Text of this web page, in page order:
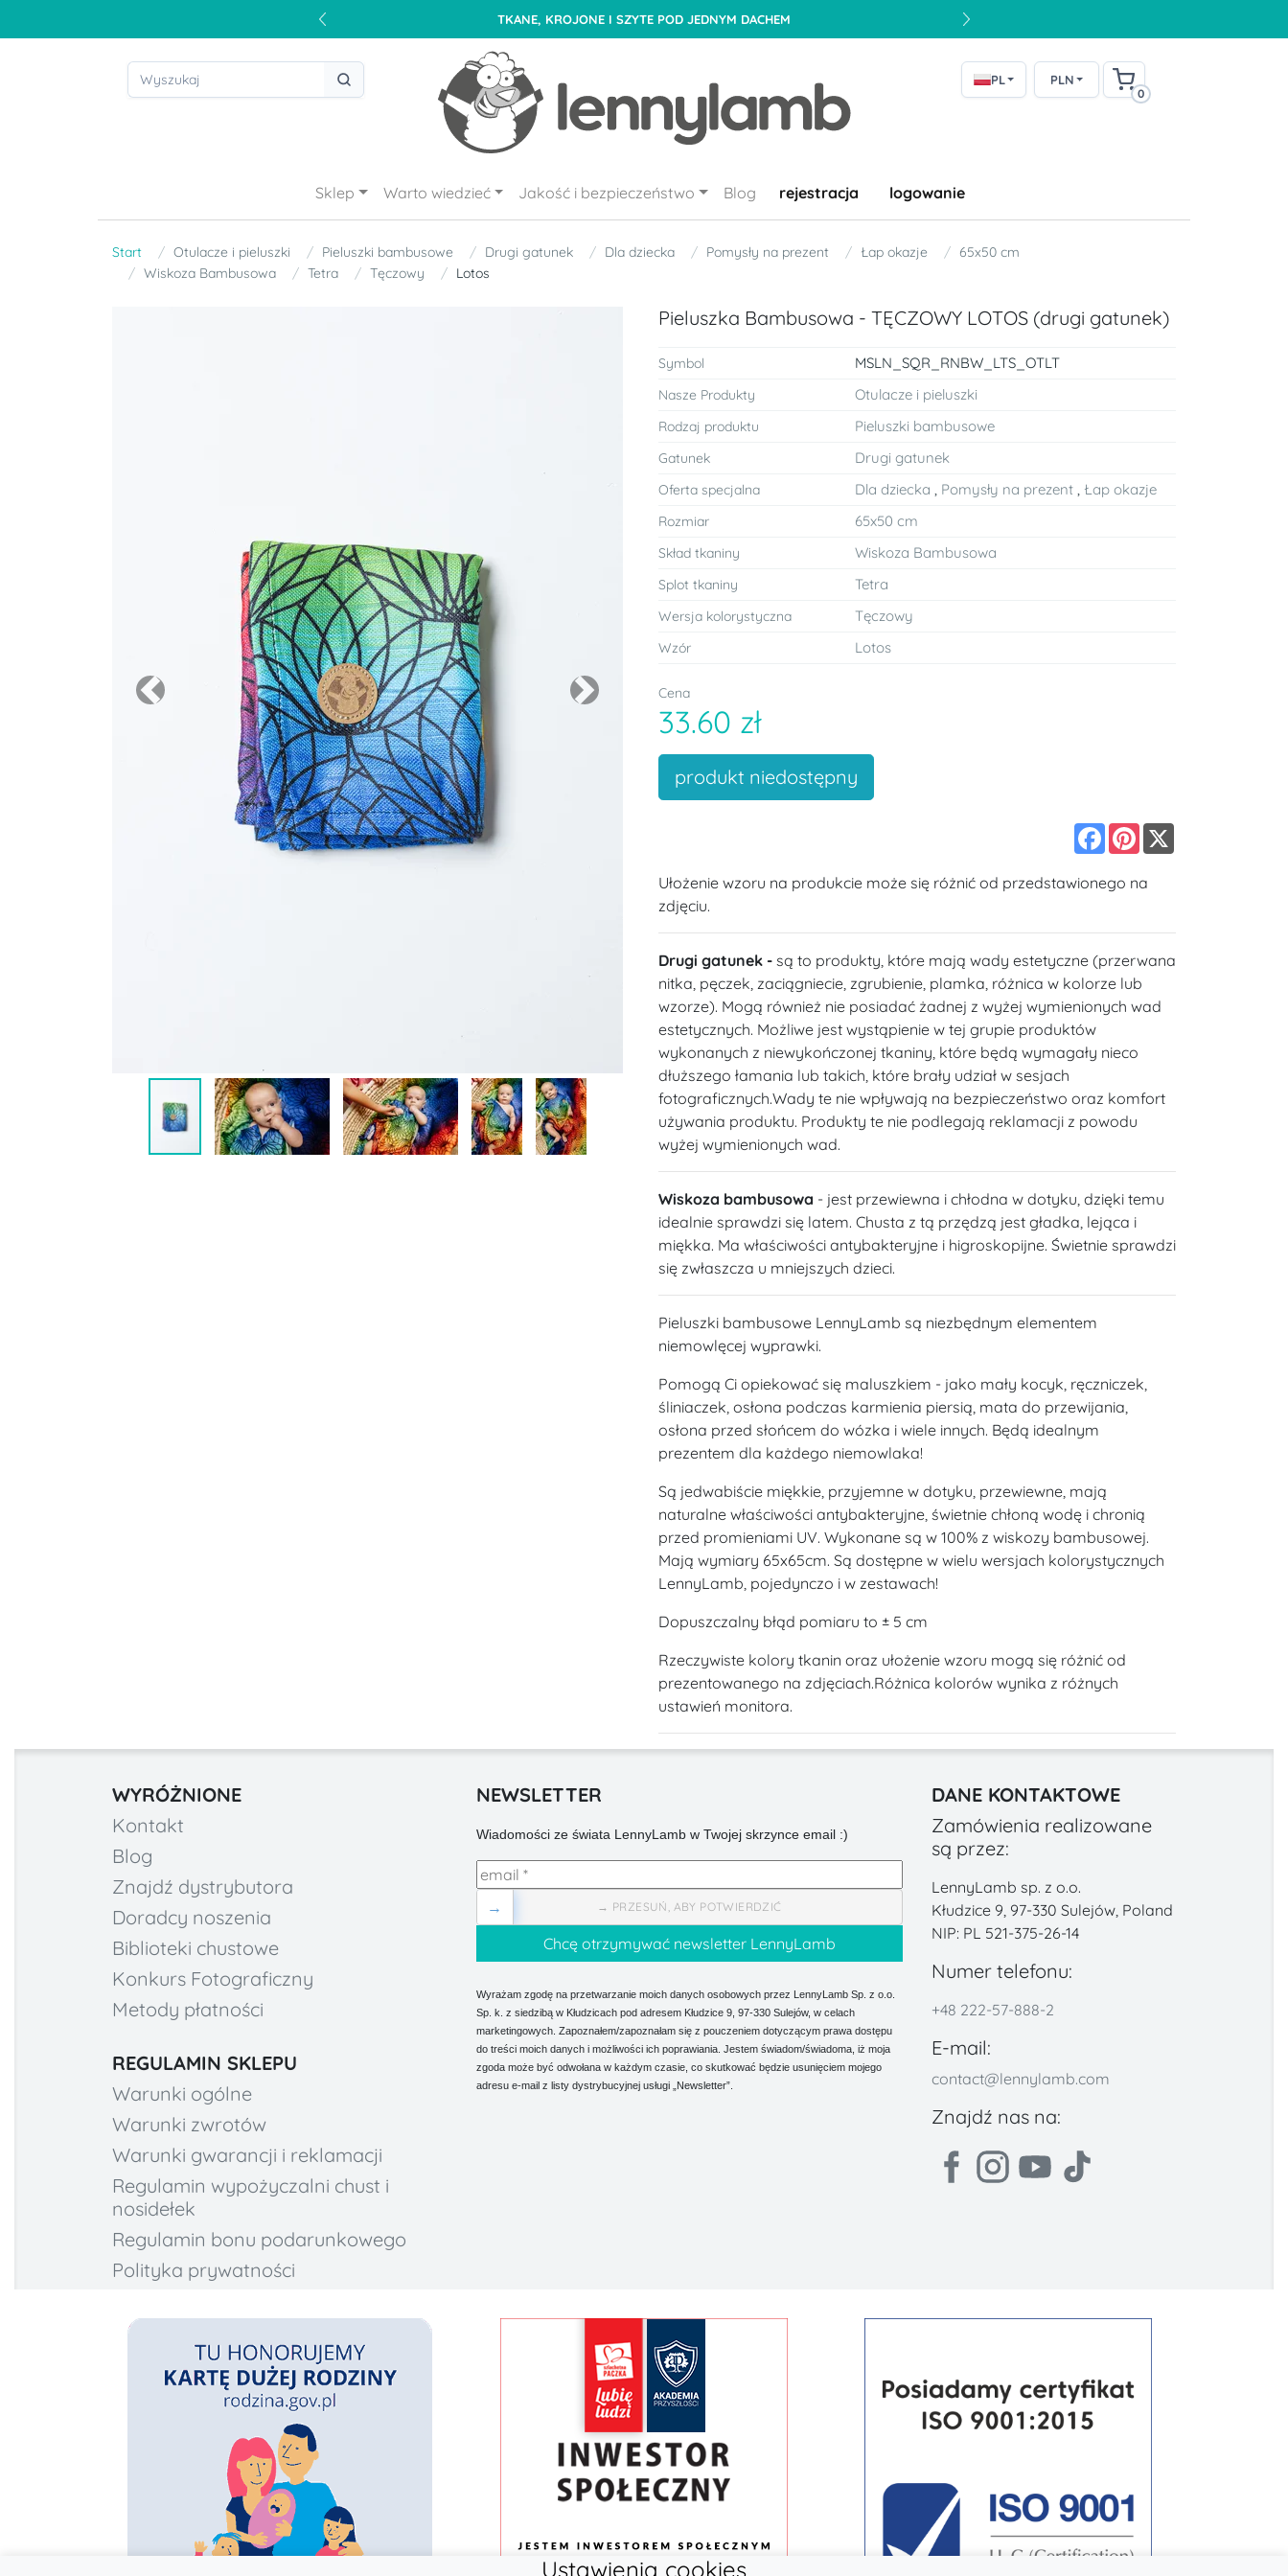
TKANE, KROJONE I SZYTE POD JEDNYM DACHEM
PL PLN
0
Sklep Warto wiedzieć Jakość i bezpieczeństwo Blog rejestracja logowanie
Start Otulacze i pieluszki Pieluszki bambusowe Drugi gatunek Dla dziecka Pomysły na prezent Łap okazje
65x50 cm
Wiskoza Bambusowa
Tetra Tęczowy Lotos
Previous Next
Pieluszka Bambusowa - TĘCZOWY LOTOS (drugi gatunek)
Symbol MSLN_SQR_RNBW_LTS_OTLT
Nasze Produkty Otulacze i pieluszki
Rodzaj produktu Pieluszki bambusowe
Gatunek Drugi gatunek
Oferta specjalna Dla dziecka , Pomysły na prezent , Łap okazje
Rozmiar 65x50 cm
Skład tkaniny Wiskoza Bambusowa
Splot tkaniny Tetra
Wersja kolorystyczna Tęczowy
Wzór Lotos
Cena
33.60 zł
produkt niedostępny
Facebook
Pinterest
Ułożenie wzoru na produkcie może się różnić od przedstawionego na
zdjęciu.
Drugi gatunek - są to produkty, które mają wady estetyczne (przerwana
nitka, pęczek, zaciągniecie, zgrubienie, plamka, różnica w kolorze lub
wzorze). Mogą również nie posiadać żadnej z wyżej wymienionych wad
estetycznych. Możliwe jest wystąpienie w tej grupie produktów
wykonanych z niewykończonej tkaniny, które będą wymagały nieco
dłuższego łamania lub takich, które brały udział w sesjach
fotograficznych.Wady te nie wpływają na bezpieczeństwo oraz komfort
używania produktu. Produkty te nie podlegają reklamacji z powodu
wyżej wymienionych wad.
Wiskoza bambusowa - jest przewiewna i chłodna w dotyku, dzięki temu
idealnie sprawdzi się latem. Chusta z tą przędzą jest gładka, lejąca i
miękka. Ma właściwości antybakteryjne i higroskopijne. Świetnie sprawdzi
się zwłaszcza u mniejszych dzieci.
Pieluszki bambusowe LennyLamb są niezbędnym elementem
niemowlęcej wyprawki.
Pomogą Ci opiekować się maluszkiem - jako mały kocyk, ręczniczek,
śliniaczek, osłona podczas karmienia piersią, mata do przewijania,
osłona przed słońcem do wózka i wiele innych. Będą idealnym
prezentem dla każdego niemowlaka!
Są jedwabiście miękkie, przyjemne w dotyku, przewiewne, mają
naturalne właściwości antybakteryjne, świetnie chłoną wodę i chronią
przed promieniami UV. Wykonane są w 100% z wiskozy bambusowej.
Mają wymiary 65x65cm. Są dostępne w wielu wersjach kolorystycznych
LennyLamb, pojedynczo i w zestawach!
Dopuszczalny błąd pomiaru to ± 5 cm
Rzeczywiste kolory tkanin oraz ułożenie wzoru mogą się różnić od
prezentowanego na zdjęciach.Różnica kolorów wynika z różnych
ustawień monitora.
WYRÓŻNIONE
Kontakt
Blog
Znajdź dystrybutora
Doradcy noszenia
Biblioteki chustowe
Konkurs Fotograficzny
Metody płatności
REGULAMIN SKLEPU
Warunki ogólne
Warunki zwrotów
Warunki gwarancji i reklamacji
Regulamin wypożyczalni chust i
nosidełek
Regulamin bonu podarunkowego
Polityka prywatności
NEWSLETTER
Wiadomości ze świata LennyLamb w Twojej skrzynce email :)
→ PRZESUŃ, ABY POTWIERDZIĆ
→
Wyrażam zgodę na przetwarzanie moich danych osobowych przez LennyLamb Sp. z o.o.
Sp. k. z siedzibą w Kłudzicach pod adresem Kłudzice 9, 97-330 Sulejów, w celach
marketingowych. Zapoznałem/zapoznałam się z pouczeniem dotyczącym prawa dostępu
do treści moich danych i możliwości ich poprawiania. Jestem świadom/świadoma, iż moja
zgoda może być odwołana w każdym czasie, co skutkować będzie usunięciem mojego
adresu e-mail z listy dystrybucyjnej usługi „Newsletter”.
DANE KONTAKTOWE
Zamówienia realizowane
są przez:
LennyLamb sp. z o.o.
Kłudzice 9, 97-330 Sulejów, Poland
NIP: PL 521-375-26-14
Numer telefonu:
+48 222-57-888-2
E-mail:
contact@lennylamb.com
Znajdź nas na:
Ustawienia cookies